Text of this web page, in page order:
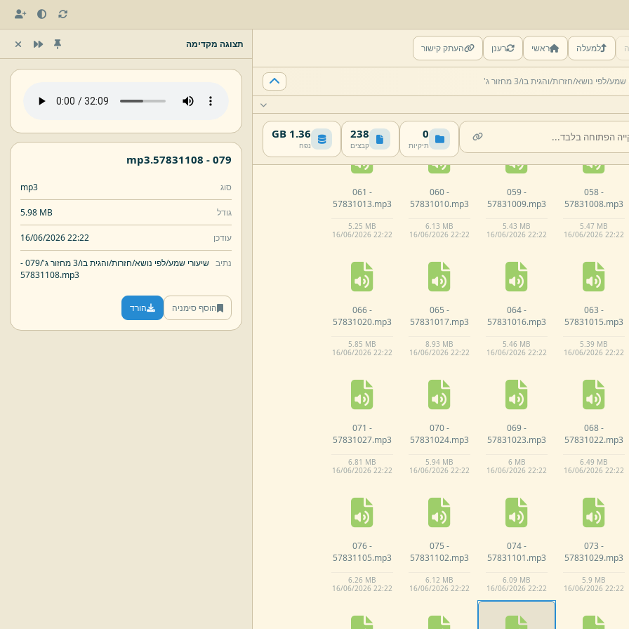
למעלה ראשי רענן העתק קישור
שמע/לפי נושא/חזרות/והגית בו/3 מחזור ג'
0
תיקיות
238
קבצים
1.36 GB
נפח
57831001.mp3
16/06/2026 22:22
57831002.mp3
16/06/2026 22:22
16/06/2026 22:22
16/06/2026 22:22
058 -
57831008.mp3
5.47 MB
16/06/2026 22:22
059 -
57831009.mp3
5.43 MB
16/06/2026 22:22
060 -
57831010.mp3
6.13 MB
16/06/2026 22:22
061 -
57831013.mp3
5.25 MB
16/06/2026 22:22
063 -
57831015.mp3
5.39 MB
16/06/2026 22:22
064 -
57831016.mp3
5.46 MB
16/06/2026 22:22
065 -
57831017.mp3
8.93 MB
16/06/2026 22:22
066 -
57831020.mp3
5.85 MB
16/06/2026 22:22
068 -
57831022.mp3
6.49 MB
16/06/2026 22:22
069 -
57831023.mp3
6 MB
16/06/2026 22:22
070 -
57831024.mp3
5.94 MB
16/06/2026 22:22
071 -
57831027.mp3
6.81 MB
16/06/2026 22:22
073 -
57831029.mp3
5.9 MB
16/06/2026 22:22
074 -
57831101.mp3
6.09 MB
16/06/2026 22:22
075 -
57831102.mp3
6.12 MB
16/06/2026 22:22
076 -
57831105.mp3
6.26 MB
16/06/2026 22:22
תצוגה מקדימה
079 -
mp3
סוג mp3
גודל 5.98 MB
עודכן 16/06/2026 22:22
נתיב שיעורי שמע/לפי נושא/חזרות/והגית בו/3 מחזור ג'/
079 -
57831108.mp3
הוסף סימניה הורד